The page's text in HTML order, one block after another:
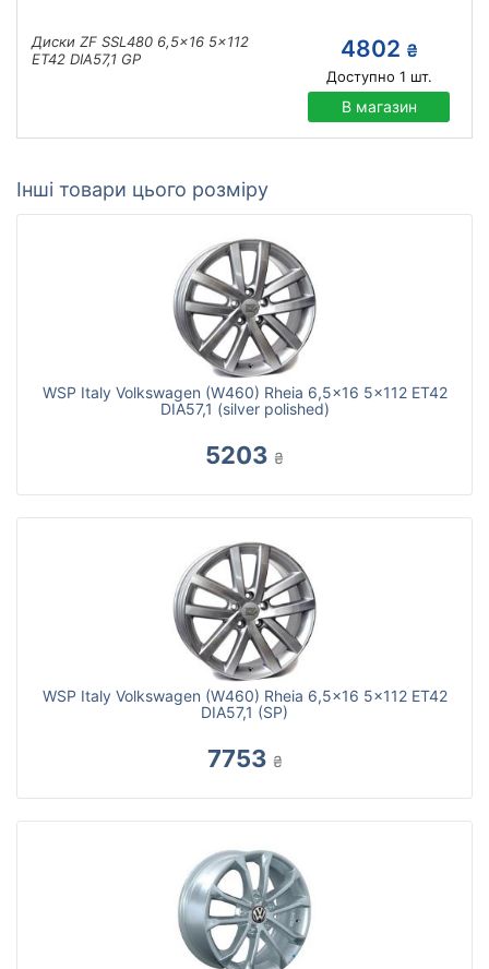
Диски ZF SSL480 6,5x16 5x112
ET42 DIA57,1 GP
4802 ₴
Доступно 1 шт.
В магазин
Інші товари цього розміру
WSP Italy Volkswagen (W460) Rheia 6,5x16 5x112 ET42
DIA57,1 (silver polished)
5203 ₴
WSP Italy Volkswagen (W460) Rheia 6,5x16 5x112 ET42
DIA57,1 (SP)
7753 ₴